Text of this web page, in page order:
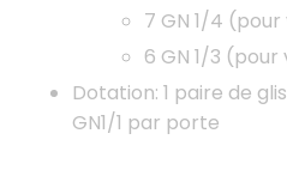
7 GN 1/4
6 GN 1/3
Dotation: 1 paire de
GN1/1 par porte